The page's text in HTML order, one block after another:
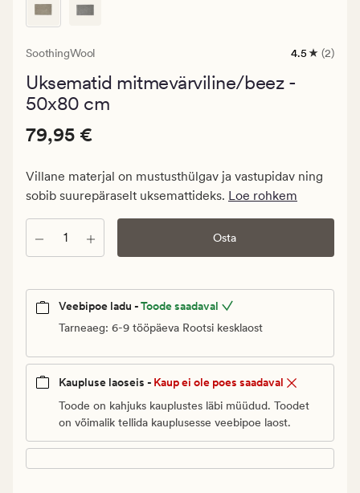
SoothingWool
2
keskmise
4.5 (2)
Uksematid mitmevärviline/beez -
50x80 cm
Pris_ee
79,95
€.
Vanlig
79,95
Pris_ee
79,95 €
Villane materjal on mustusthülgav ja vastupidav ning
sobib suurepäraselt uksemattideks. Loe rohkem
Kogus Osta
Veebipoe ladu -Toode saadaval
Tarneaeg: 6-9 tööpäeva Rootsi kesklaost
Kaupluse laoseis - Kaup ei ole poes saadaval
Toode on kahjuks kauplustes läbi müüdud. Toodet
on võimalik tellida kauplusesse veebipoe laost.